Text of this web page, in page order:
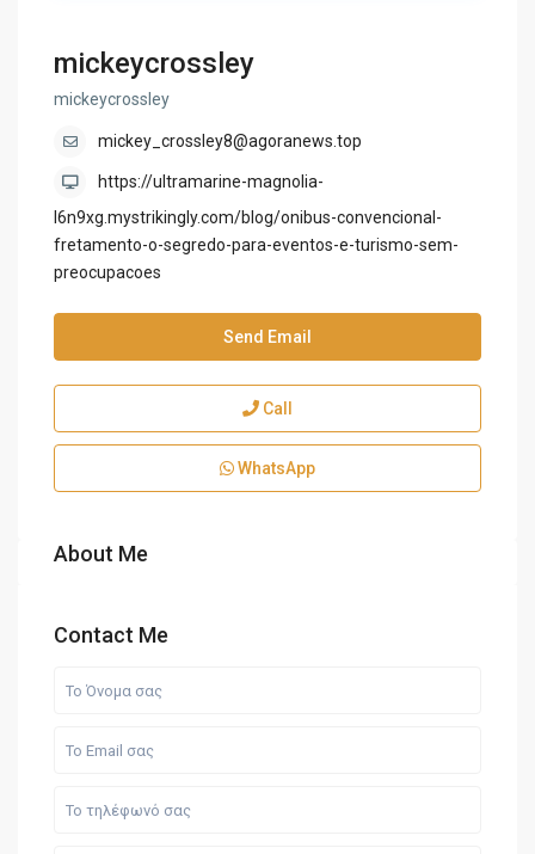
mickeycrossley
mickeycrossley
mickey_crossley8@agoranews.top
https://ultramarine-magnolia-
l6n9xg.mystrikingly.com/blog/onibus-convencional-
fretamento-o-segredo-para-eventos-e-turismo-sem-
preocupacoes
Send Email
Call
WhatsApp
About Me
Contact Me